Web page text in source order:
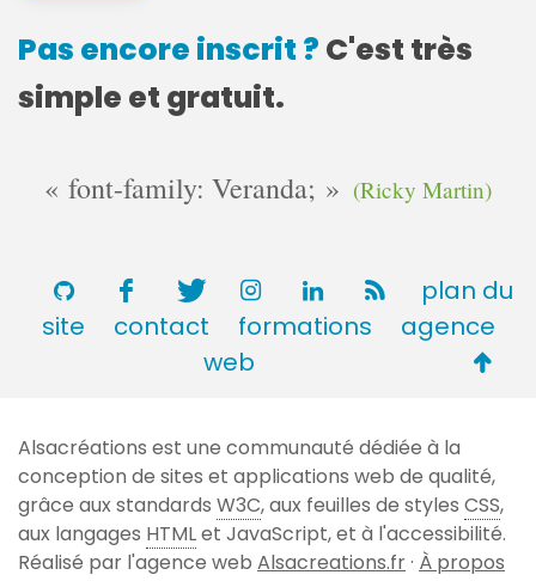
Pas encore inscrit ? C'est très
simple et gratuit.
font-family: Veranda; (Ricky Martin)
plan du
site
contact formations
agence
web
de
page
Alsacréations est une communauté dédiée à la
conception de sites et applications web de qualité,
grâce aux standards W3C, aux feuilles de styles CSS,
aux langages HTMLet JavaScript, et à l'accessibilité.
Réalisé par l'agence web Alsacreations.fr· À propos